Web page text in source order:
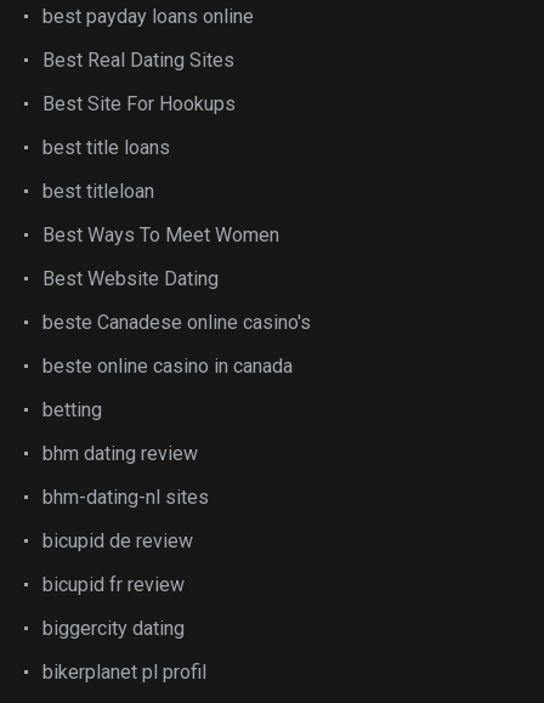
best payday loans online
Best Real Dating Sites
Best Site For Hookups
best title loans
best titleloan
Best Ways To Meet Women
Best Website Dating
beste Canadese online casino's
beste online casino in canada
betting
bhm dating review
bhm-dating-nl sites
bicupid de review
bicupid fr review
biggercity dating
bikerplanet pl profil